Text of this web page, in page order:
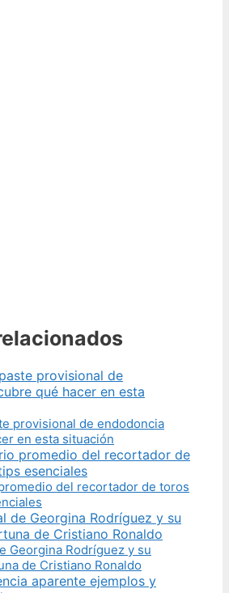
provisional de endodoncia
en esta situación
del recortador de toros
Georgina Rodríguez y su
de Cristiano Ronaldo